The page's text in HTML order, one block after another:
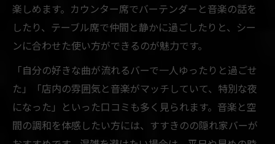
楽しめます。カウンター席でバーテンダーと音楽の話を
したり、テーブル席で仲間と静かに過ごしたりと、シー
ンに合わせた使い方ができるのが魅力です。
「自分の好きな曲が流れるバーで一人ゆったりと過ごせ
た」「店内の雰囲気と音楽がマッチしていて、特別な夜
になった」といった口コミも多く見られます。音楽と空
間の調和を体感したい方には、すすきのの隠れ家バーが